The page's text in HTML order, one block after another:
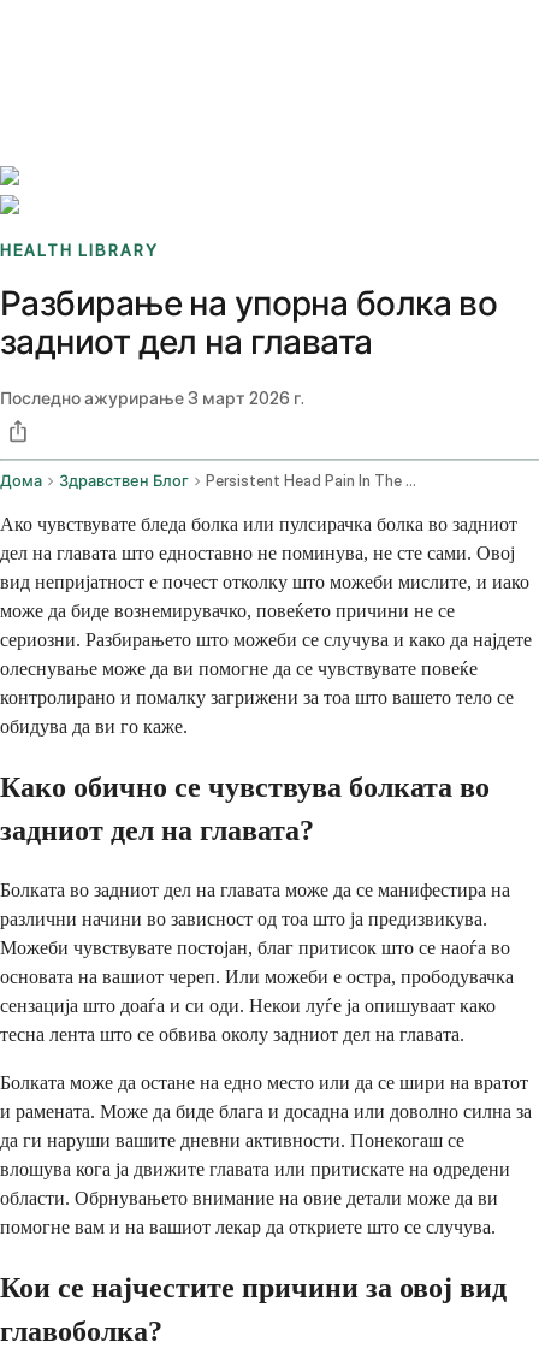
HEALTH LIBRARY
Разбирање на упорна болка во
задниот дел на главата
Последно ажурирање3 март 2026 г.
Дома Здравствен Блог Persistent Head Pain In The Back Of The Head Causes And Remedies
Ако чувствувате бледа болка или пулсирачка болка во задниот
дел на главата што едноставно не поминува, не сте сами. Овој
вид непријатност е почест отколку што можеби мислите, и иако
може да биде вознемирувачко, повеќето причини не се
сериозни. Разбирањето што можеби се случува и како да најдете
олеснување може да ви помогне да се чувствувате повеќе
контролирано и помалку загрижени за тоа што вашето тело се
обидува да ви го каже.
Како обично се чувствува болката во
задниот дел на главата?
Болката во задниот дел на главата може да се манифестира на
различни начини во зависност од тоа што ја предизвикува.
Можеби чувствувате постојан, благ притисок што се наоѓа во
основата на вашиот череп. Или можеби е остра, прободувачка
сензација што доаѓа и си оди. Некои луѓе ја опишуваат како
тесна лента што се обвива околу задниот дел на главата.
Болката може да остане на едно место или да се шири на вратот
и рамената. Може да биде блага и досадна или доволно силна за
да ги наруши вашите дневни активности. Понекогаш се
влошува кога ја движите главата или притискате на одредени
области. Обрнувањето внимание на овие детали може да ви
помогне вам и на вашиот лекар да откриете што се случува.
Кои се најчестите причини за овој вид
главоболка?